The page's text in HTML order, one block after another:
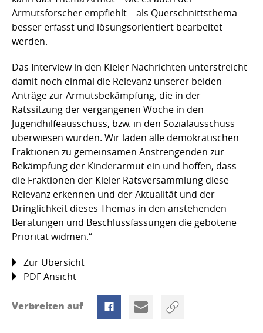
Armutsforscher empfiehlt – als Querschnittsthema
besser erfasst und lösungsorientiert bearbeitet
werden.
Das Interview in den Kieler Nachrichten unterstreicht
damit noch einmal die Relevanz unserer beiden
Anträge zur Armutsbekämpfung, die in der
Ratssitzung der vergangenen Woche in den
Jugendhilfeausschuss, bzw. in den Sozialausschuss
überwiesen wurden. Wir laden alle demokratischen
Fraktionen zu gemeinsamen Anstrengenden zur
Bekämpfung der Kinderarmut ein und hoffen, dass
die Fraktionen der Kieler Ratsversammlung diese
Relevanz erkennen und der Aktualität und der
Dringlichkeit dieses Themas in den anstehenden
Beratungen und Beschlussfassungen die gebotene
Priorität widmen.“
Zur Übersicht
PDF Ansicht
Verbreiten auf